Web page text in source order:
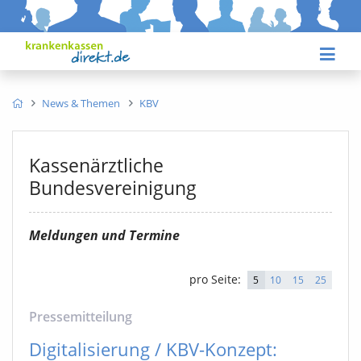
News & Themen KBV
Kassenärztliche
Bundesvereinigung
Meldungen und Termine
pro Seite: 5 10 15 25
Pressemitteilung
Digitalisierung / KBV-Konzept: